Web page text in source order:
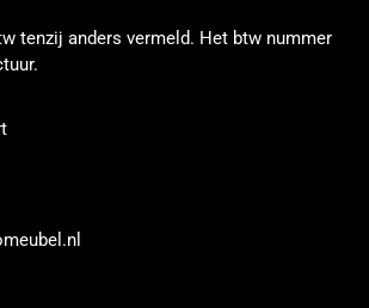
tenzij anders vermeld. Het btw nummer